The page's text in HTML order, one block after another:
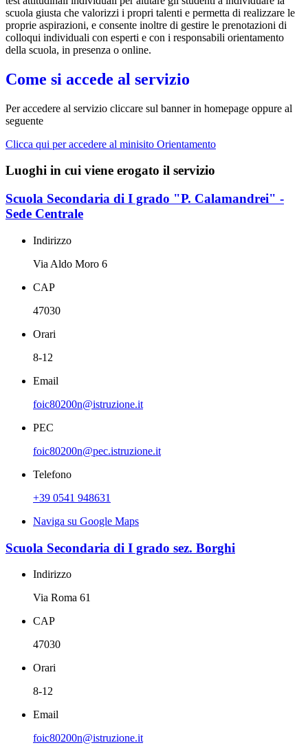
scuola giusta che valorizzi i propri talenti e permetta di realizzare le
proprie aspirazioni, e consente inoltre di gestire le prenotazioni di
colloqui individuali con esperti e con i responsabili orientamento
della scuola, in presenza o online.
Come si accede al servizio
Per accedere al servizio cliccare sul banner in homepage oppure al
seguente
Clicca qui per accedere al minisito Orientamento
Luoghi in cui viene erogato il servizio
Scuola Secondaria di I grado "P. Calamandrei" -
Sede Centrale
Indirizzo
Via Aldo Moro 6
CAP
47030
Orari
8-12
Email
foic80200n@istruzione.it
PEC
foic80200n@pec.istruzione.it
Telefono
+39 0541 948631
Naviga su Google Maps
Scuola Secondaria di I grado sez. Borghi
Indirizzo
Via Roma 61
CAP
47030
Orari
8-12
Email
foic80200n@istruzione.it